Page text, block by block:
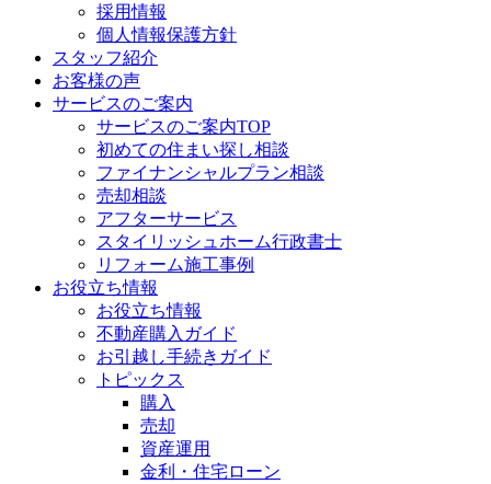
採用情報
個人情報保護方針
スタッフ紹介
お客様の声
サービスのご案内
サービスのご案内TOP
初めての住まい探し相談
ファイナンシャルプラン相談
売却相談
アフターサービス
スタイリッシュホーム行政書士
リフォーム施工事例
お役立ち情報
お役立ち情報
不動産購入ガイド
お引越し手続きガイド
トピックス
購入
売却
資産運用
金利・住宅ローン